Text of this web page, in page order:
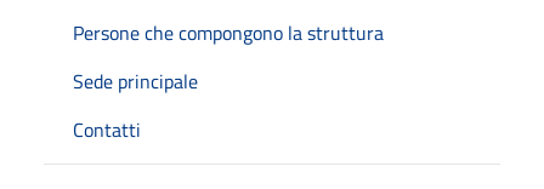
Persone che compongono la struttura
Sede principale
Contatti